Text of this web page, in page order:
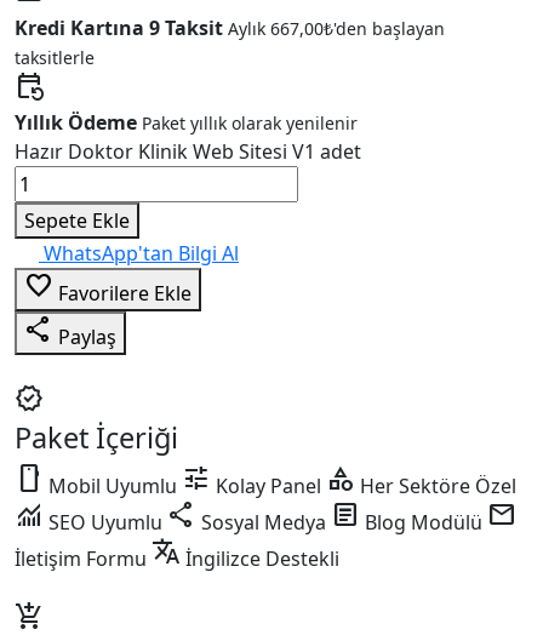
Kredi Kartına 9 Taksit Aylık 667,00₺'den başlayan
taksitlerle
event_repeat
Yıllık Ödeme Paket yıllık olarak yenilenir
Hazır Doktor Klinik Web Sitesi V1 adet
Sepete Ekle
WhatsApp'tan Bilgi Al
favorite_border Favorilere Ekle
share Paylaş
verified
Paket İçeriği
smartphone Mobil Uyumlu tune Kolay Panel category Her Sektöre Özel
monitoring SEO Uyumlu share Sosyal Medya article Blog Modülü mail
İletişim Formu translate İngilizce Destekli
add_shopping_cart